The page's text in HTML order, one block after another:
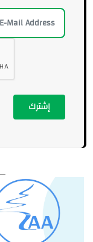
إشترك